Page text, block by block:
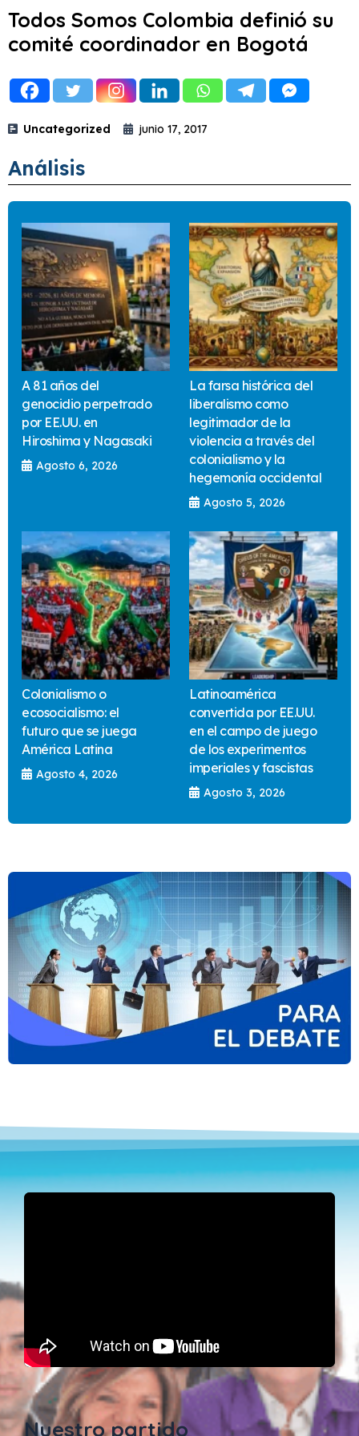
Todos Somos Colombia definió su
comité coordinador en Bogotá
Uncategorized junio 17, 2017
Análisis
A 81 años del
genocidio perpetrado
por EE.UU. en
Hiroshima y Nagasaki
Agosto 6, 2026
La farsa histórica del
liberalismo como
legitimador de la
violencia a través del
colonialismo y la
hegemonía occidental
Agosto 5, 2026
Colonialismo o
ecosocialismo: el
futuro que se juega
América Latina
Agosto 4, 2026
Latinoamérica
convertida por EE.UU.
en el campo de juego
de los experimentos
imperiales y fascistas
Agosto 3, 2026
Nuestro partido